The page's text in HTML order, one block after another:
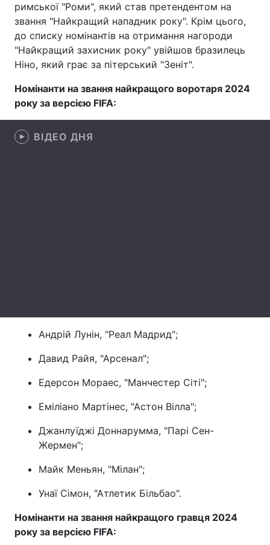
Зброя Інциденти
Здоров'я Туризм
Цікавинки Погода
Регіони
Лонгріди
римської "Роми", який став претендентом на
звання "Найкращий нападник року". Крім цього,
до списку номінантів на отримання нагороди
"Найкращий захисник року" увійшов бразилець
Ніно, який грає за пітерський "Зеніт".
Номінанти на звання найкращого воротаря 2024
року за версією FIFA:
ВІДЕО ДНЯ
Андрій Лунін, "Реал Мадрид";
Давид Райя, "Арсенал";
Едерсон Мораес, "Манчестер Сіті";
Еміліано Мартінес, "Астон Вілла";
Джанлуїджі Доннарумма, "Парі Сен-
Жермен";
Майк Меньян, "Мілан";
Унаї Сімон, "Атлетик Більбао".
Номінанти на звання найкращого гравця 2024
року за версією FIFA: